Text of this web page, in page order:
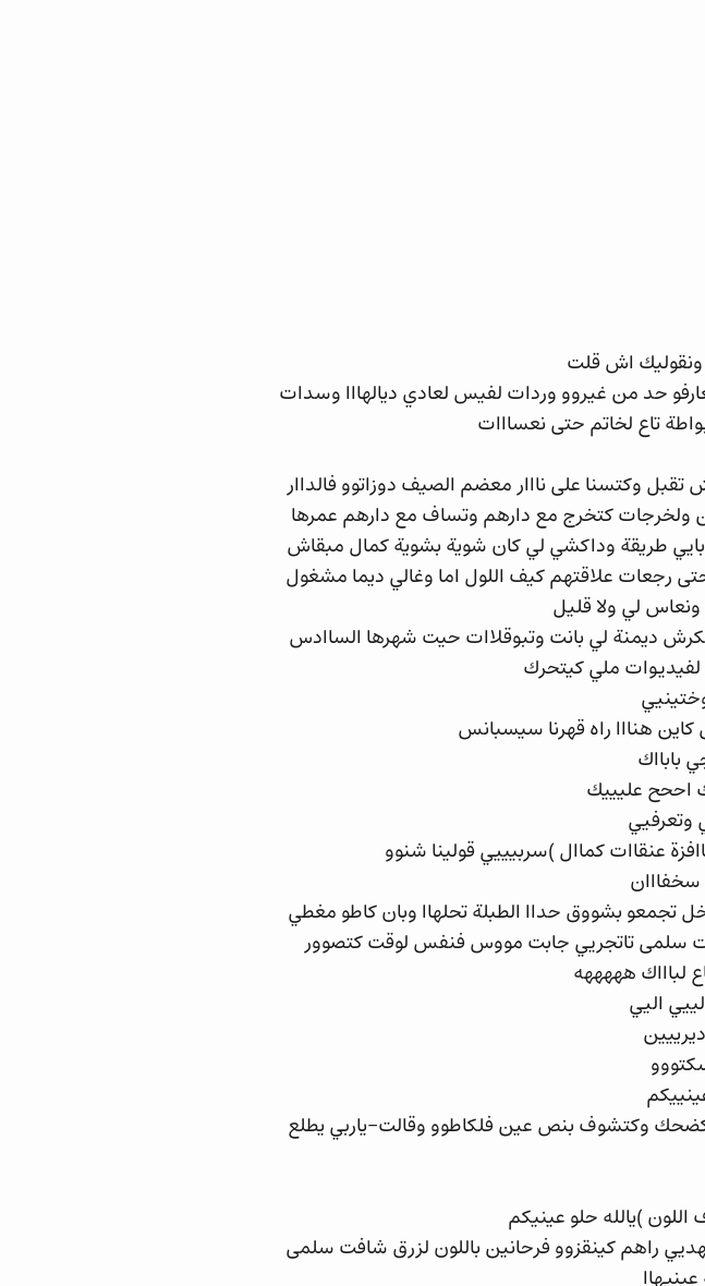
اش قلت
حد من غيروو وردات لفيس لعادي ديالهااا وسدات
تاع لخاتم حتى نعسااات
وكتسنا على نااار معضم الصيف دوزاتوو فالداار
ولخرجات كتخرج مع دارهم وتساف مع دارهم عمرها
بايي طريقة وداكشي لي كان شوية بشوية كمال مبقاش
رجعات علاقتهم كيف اللول اما وغالي ديما مشغول
ونعاس لي ولا قليل
ديمنة لي بانت وتبوقلاات حيت شهرها الساادس
لفيديوات ملي كيتحرك
هنااا راه قهرنا سيسبانس
بابااك
اححح عليييك
وتعرفيي
عنقاات كماال )سربيييي قولينا شنوو
تجمعو بشووق حداا الطبلة تحلهاا وبان كاطو مغطي
سلمى تاتجريي جابت مووس فنفس لوقت كتصوور
لباااك هههههه
اليي
وكتشوف بنص عين فلكاطوو وقالت-ياربي يطلع
)يالله حلو عينيكم
راهم كينقزوو فرحانين باللون لزرق شافت سلمى